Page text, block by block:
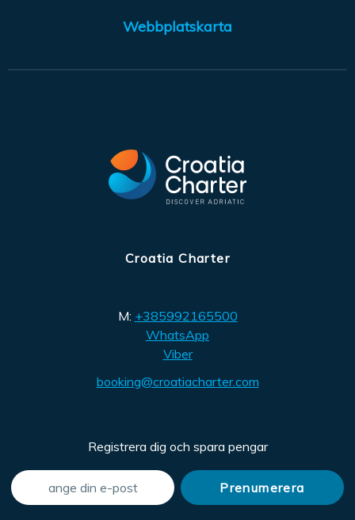
Webbplatskarta
Croatia Charter
M: +385992165500
WhatsApp
Viber
booking@croatiacharter.com
Registrera dig och spara pengar